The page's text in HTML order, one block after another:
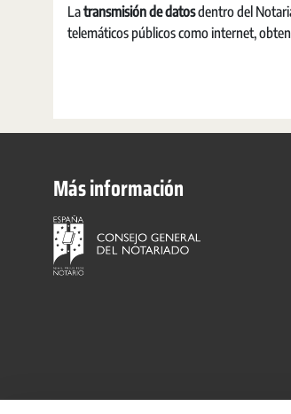
Latransmisión de datosdentro del
telemáticos públicos como internet,
Más información